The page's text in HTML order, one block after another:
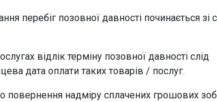
перебіг позовної давності починається зі
відлік терміну позовної давності слід
дата оплати таких товарів / послуг.
надміру сплачених грошових